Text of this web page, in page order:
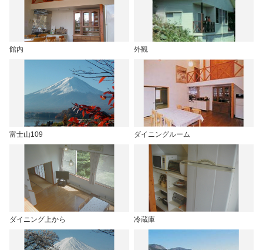
館内 外観
富士山109 ダイニングルーム
ダイニング上から 冷蔵庫